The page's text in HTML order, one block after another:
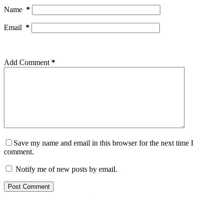
Name *
Email *
Add Comment *
Save my name and email in this browser for the next time I
comment.
Notify me of new posts by email.
Post Comment